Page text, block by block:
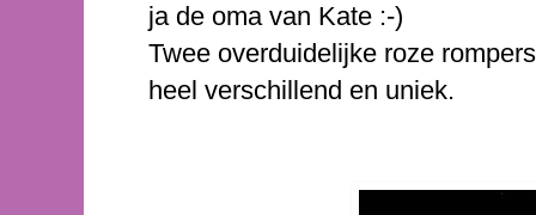
ja de oma van Kate :-)
Twee overduidelijke roze
heel verschillend en uniek.